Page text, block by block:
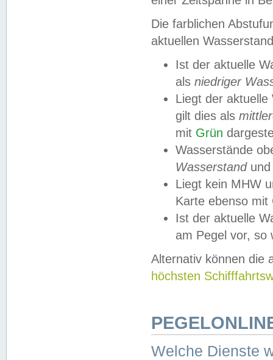
Die farblichen
aktuellen
Ist der aktuelle
als niedriger
Liegt der
gilt dies als
mit Grün
Wasserstände
Wasserstandund
Liegt kein MHW
Karte ebenso mit
Ist der aktuelle
am Pegel vor,
Alternativ können die
höchsten
Welche Dienste